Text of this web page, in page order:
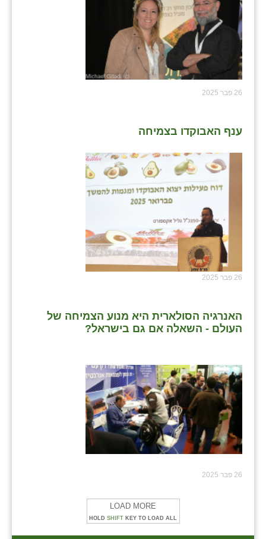
26 פבר 2025
ענף האבוקדו בצמיחה
26 פבר 2025
האנרגיה הסולארית היא מנוע הצמיחה של
העולם - השאלה אם גם בישראל?
26 פבר 2025
LOAD MORE
HOLD SHIFT KEY TO LOAD ALL